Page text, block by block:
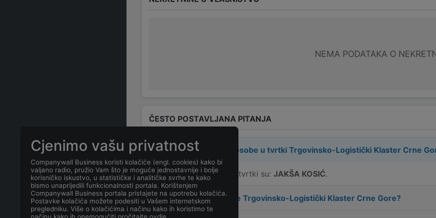
NEMA PODATAKA O
ČESTO POSTAVLJANA PITANJA
Tko su odgovorne osobe u tvrtki Trgovinsko-Logistički Klaster Crne
Odgovorne osobe u tvrtki su: JAKŠA KOSIĆ.
Koja je adresa tvrtke Trgovinsko-Logistički Klaster Crne Gore?
Cjenimo vašu privatnost
Companywall Business koristi kolačiće (engl. cookies) kako bi
valjano radio, pružio Vam što je moguće jednostavnije i bolje
korisničko iskustvo, u statističke i analitičke svrhe te kako
bismo unaprijedili funkcionalnosti portala. Korištenjem
Companywall Business portala pristajete na upotrebu kolačića.
Postavke kolačića možete podesiti u Vašem internetskom
pregledniku. Više o kolačićima i načinu kako ih koristimo te